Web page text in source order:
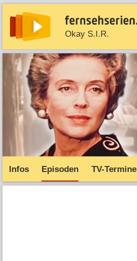
Okay S.I.R.
News Entdecken Streaming
Infos Episoden TV-Termine